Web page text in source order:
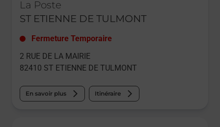
La Poste
ST ETIENNE DE TULMONT
Fermeture Temporaire
2 RUE DE LA MAIRIE
82410 ST ETIENNE DE TULMONT
En savoir plus Itinéraire